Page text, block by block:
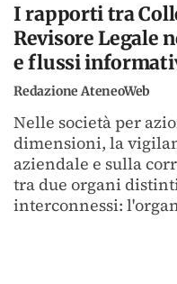
I rapporti tra
Revisore Legale
e flussi
Redazione AteneoWeb
Nelle società per
dimensioni, la
aziendale e sulla
tra due organi
interconnessi: